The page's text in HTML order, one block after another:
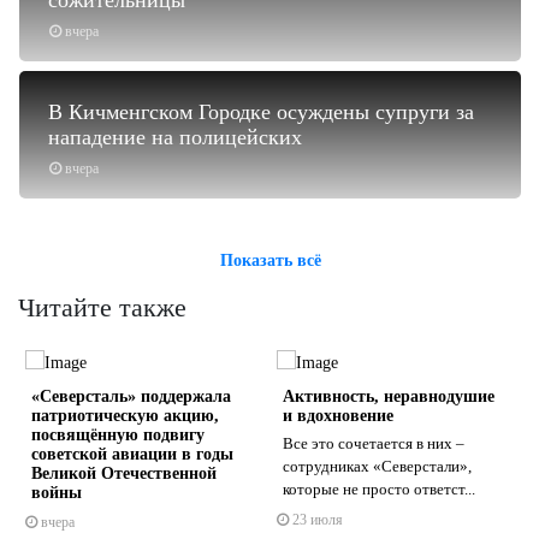
вчера
вчера
В Кичменгском Городке осуждены супруги за
нападение на полицейских
Показать всё
Читайте также
«Северсталь» поддержала
патриотическую акцию,
посвящённую подвигу
советской авиации в годы
Великой Отечественной
войны
вчера
Активность, неравнодушие
и вдохновение
Все это сочетается в них –
сотрудниках «Северстали»,
которые не просто ответст...
23 июля